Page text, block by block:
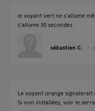
le voyant vert ne s'allume
s'allume 30 secondes.
sébastien C.
Le voyant orange signalerait
Si non installées, voir le